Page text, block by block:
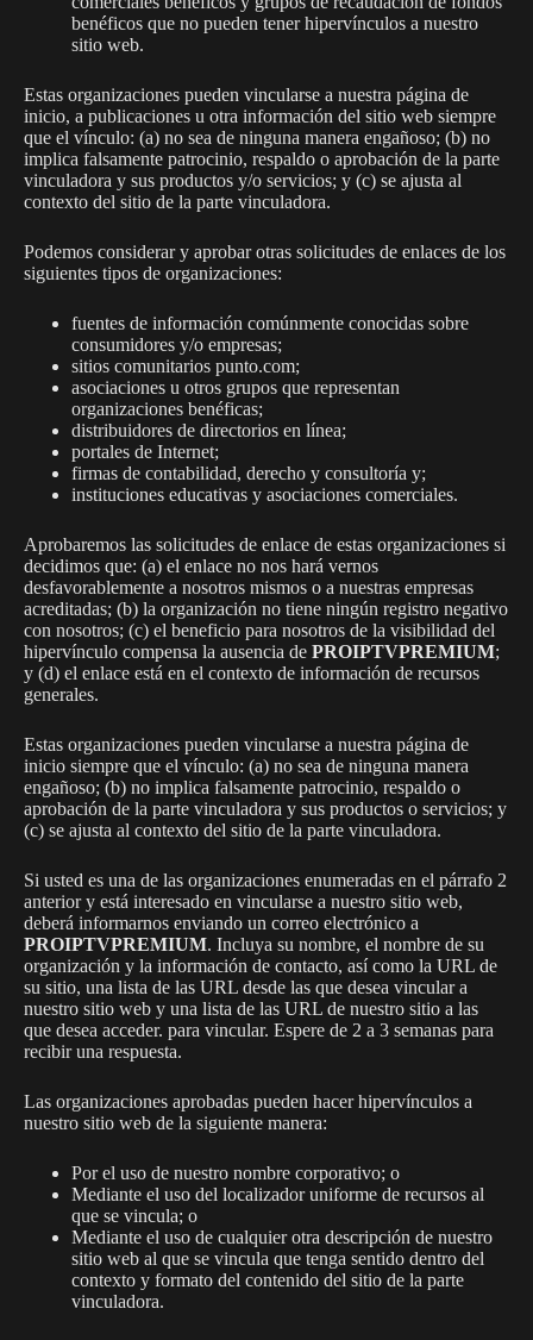
benéficos que no pueden tener hipervínculos a nuestro
sitio web.
Estas organizaciones pueden vincularse a nuestra página de
inicio, a publicaciones u otra información del sitio web siempre
que el vínculo: (a) no sea de ninguna manera engañoso; (b) no
implica falsamente patrocinio, respaldo o aprobación de la parte
vinculadora y sus productos y/o servicios; y (c) se ajusta al
contexto del sitio de la parte vinculadora.
Podemos considerar y aprobar otras solicitudes de enlaces de los
siguientes tipos de organizaciones:
fuentes de información comúnmente conocidas sobre
consumidores y/o empresas;
sitios comunitarios punto.com;
asociaciones u otros grupos que representan
organizaciones benéficas;
distribuidores de directorios en línea;
portales de Internet;
firmas de contabilidad, derecho y consultoría y;
instituciones educativas y asociaciones comerciales.
Aprobaremos las solicitudes de enlace de estas organizaciones si
decidimos que: (a) el enlace no nos hará vernos
desfavorablemente a nosotros mismos o a nuestras empresas
acreditadas; (b) la organización no tiene ningún registro negativo
con nosotros; (c) el beneficio para nosotros de la visibilidad del
hipervínculo compensa la ausencia de PROIPTVPREMIUM;
y (d) el enlace está en el contexto de información de recursos
generales.
Estas organizaciones pueden vincularse a nuestra página de
inicio siempre que el vínculo: (a) no sea de ninguna manera
engañoso; (b) no implica falsamente patrocinio, respaldo o
aprobación de la parte vinculadora y sus productos o servicios; y
(c) se ajusta al contexto del sitio de la parte vinculadora.
Si usted es una de las organizaciones enumeradas en el párrafo 2
anterior y está interesado en vincularse a nuestro sitio web,
deberá informarnos enviando un correo electrónico a
PROIPTVPREMIUM. Incluya su nombre, el nombre de su
organización y la información de contacto, así como la URL de
su sitio, una lista de las URL desde las que desea vincular a
nuestro sitio web y una lista de las URL de nuestro sitio a las
que desea acceder. para vincular. Espere de 2 a 3 semanas para
recibir una respuesta.
Las organizaciones aprobadas pueden hacer hipervínculos a
nuestro sitio web de la siguiente manera:
Por el uso de nuestro nombre corporativo; o
Mediante el uso del localizador uniforme de recursos al
que se vincula; o
Mediante el uso de cualquier otra descripción de nuestro
sitio web al que se vincula que tenga sentido dentro del
contexto y formato del contenido del sitio de la parte
vinculadora.